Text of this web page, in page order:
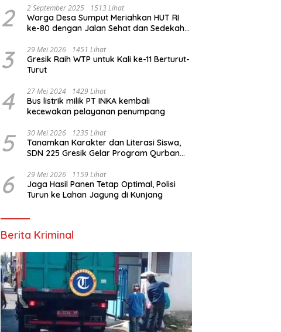
2 2 September 2025 1513 Lihat
Warga Desa Sumput Meriahkan HUT RI
ke-80 dengan Jalan Sehat dan Sedekah
3 29 Mei 2026 1451 Lihat
Gresik Raih WTP untuk Kali ke-11 Berturut-
Turut
4 27 Mei 2024 1429 Lihat
Bus listrik milik PT INKA kembali
kecewakan pelayanan penumpang
5 30 Mei 2026 1235 Lihat
Tanamkan Karakter dan Literasi Siswa,
SDN 225 Gresik Gelar Program Qurban
6 29 Mei 2026 1159 Lihat
Jaga Hasil Panen Tetap Optimal, Polisi
Turun ke Lahan Jagung di Kunjang
Berita Kriminal